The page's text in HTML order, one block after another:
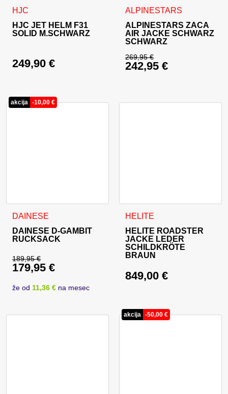
HJC
HJC JET HELM F31
SOLID M.SCHWARZ
249,90 €
Dieses Produkt weist mehrere Varianten auf. Die Optionen
ALPINESTARS
ALPINESTARS ZACA
AIR JACKE SCHWARZ
SCHWARZ
269,95€
Ursprünglicher
242,95 €
Dieses Produkt weist
akcija -10,00 €
DAINESE
DAINESE D-GAMBIT
RUCKSACK
189,95€
Ursprünglicher Preis war: 189,95 €
179,95 €
Aktueller Preis ist: 179,95 €.
že od 11,36 € na mesec
HELITE
HELITE ROADSTER
JACKE LEDER
SCHILDKRÖTE
BRAUN
849,00 €
Dieses Produkt weist
akcija -50,00 €